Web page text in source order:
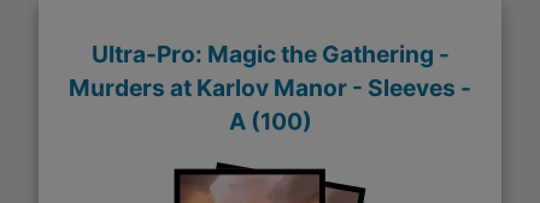
Ultra-Pro: Magic the Gathering -
Murders at Karlov Manor - Sleeves -
A (100)